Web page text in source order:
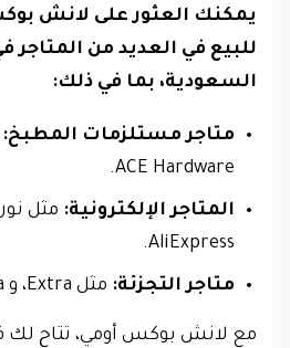
يمكنك العثور على لانش
للبيع في العديد من المتاجر
السعودية، بما في ذلك:
متاجر مستلزمات المطبخ:
ACE Hardware.
المتاجر الإلكترونية:
AliExpress.
متاجر التجزئة: مثل Extra، و Panda، و Spinneys.
مع لانش بوكس أومي، تتاح لك